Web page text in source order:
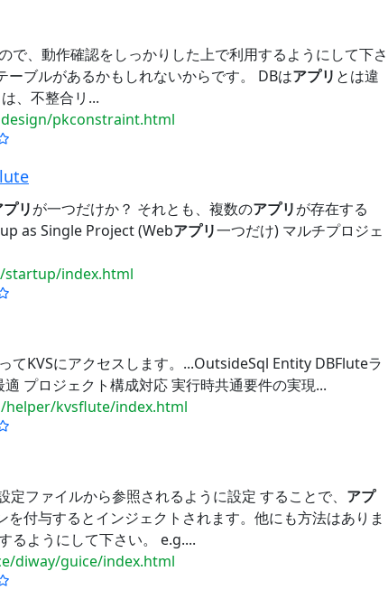
で、動作確認をしっかりした上で利用するようにして下さ
ブルがあるかもしれないからです。 DBはアプリ とは違
、不整合リ...
pkconstraint.html
リが一つだけか？ それとも、複数のアプリが存在する
as Single Project (Webアプリ一つだけ) マルチプロジェ
index.html
てKVSにアクセスします。...OutsideSql Entity DBFluteラ
プロジェクト構成対応 実行時共通要件の実現...
kvsflute/index.html
定ファイルから参照されるように設定 することで、 アプ
付与するとインジェクトされます。他にも方法はありま
るようにして下さい。 e.g....
diway/guice/index.html